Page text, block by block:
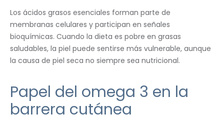
Los ácidos grasos esenciales forman parte de
membranas celulares y participan en señales
bioquímicas. Cuando la dieta es pobre en grasas
saludables, la piel puede sentirse más vulnerable, aunque
la causa de piel seca no siempre sea nutricional.
Papel del omega 3 en la
barrera cutánea